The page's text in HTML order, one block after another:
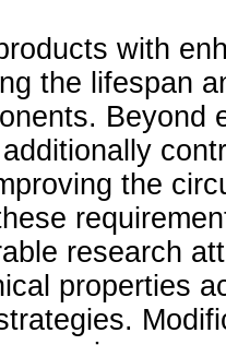
with
the lifespan
Beyond
the
research
properties